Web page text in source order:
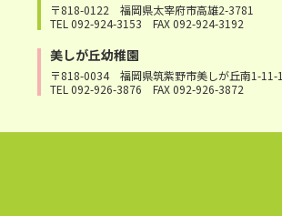
〒818-0122 福岡県太宰府市高雄2-3781
TEL 092-924-3153 FAX 092-924-3192
美しが丘幼稚園
〒818-0034 福岡県筑紫野市美しが丘南1-11-1
TEL 092-926-3876 FAX 092-926-3872